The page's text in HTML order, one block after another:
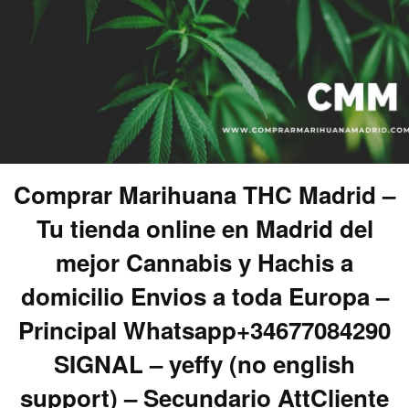
Comprar Marihuana THC Madrid –
Tu tienda online en Madrid del
mejor Cannabis y Hachis a
domicilio Envios a toda Europa –
Principal Whatsapp+34677084290
SIGNAL – yeffy (no english
support) – Secundario AttCliente